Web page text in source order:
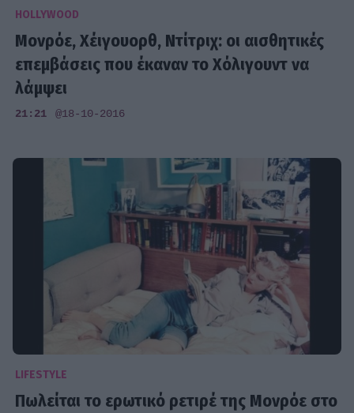
HOLLYWOOD
Μονρόε, Χέιγουορθ, Ντίτριχ: οι αισθητικές
επεμβάσεις που έκαναν το Χόλιγουντ να
λάμψει
21:21 @18-10-2016
LIFESTYLE
Πωλείται το ερωτικό ρετιρέ της Μονρόε στο